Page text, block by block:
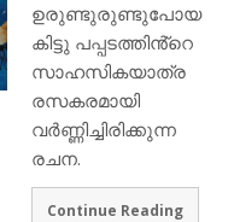
ഉരുണ്ടുരുണ്ടുപോയ
കിട്ടു പപ്പടത്തിൻ്റെ
സാഹസികയാത്ര
രസകരമായി
വർണ്ണിച്ചിരിക്കുന്ന
രചന.
Continue Reading